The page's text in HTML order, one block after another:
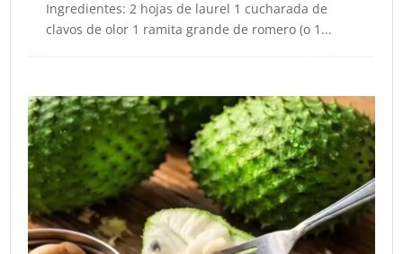
Ingredientes: 2 hojas de laurel 1 cucharada de
clavos de olor 1 ramita grande de romero (o 1...